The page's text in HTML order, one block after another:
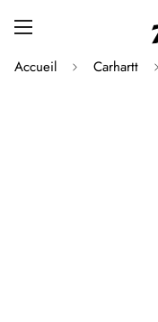
Accueil Carhartt